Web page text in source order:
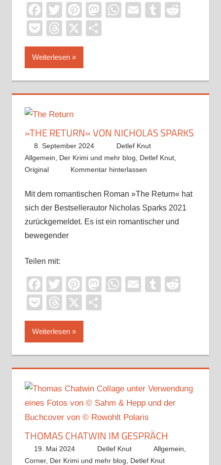
Facebook
TwitterPinterest
Mastodon
WhatsApp
EmailTumblr
PocketThreads
X
Weiterlesen
»THE RETURN« VON NICHOLAS SPARKS
8. September 2024
Detlef Knut
Allgemein
Der Krimi und mehr blog Detlef Knut,
Original
Kommentar hinterlassen
Mit dem romantischen Roman »The Return« hat
sich der Bestsellerautor Nicholas Sparks 2021
zurückgemeldet. Es ist ein romantischer und
bewegender
Teilen mit:
Facebook
TwitterPinterest
Mastodon
WhatsApp
EmailTumblr
PocketThreads
X
Weiterlesen
THOMAS CHATWIN IM GESPRÄCH
19. Mai 2024 Detlef Knut Allgemein
Corner, Der Krimi und mehr blog Detlef Knut